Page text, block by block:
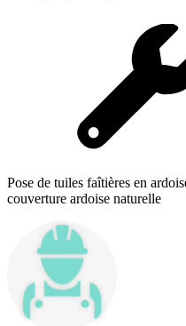
Pose de tuiles faîtières en
couverture ardoise naturelle